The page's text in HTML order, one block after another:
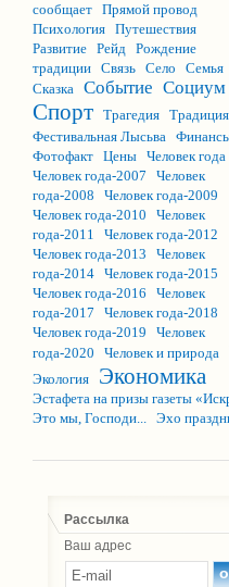
сообщает Прямой провод
Психология Путешествия
Развитие Рейд Рождение
традиции Связь Село
Семья
Сказка Событие Социум
Спорт Трагедия Традиция
Фестивальная Лысьва
Фотофакт Цены Человек года
Человек года-2007
Человек
года-2008
Человек года-2009
Человек года-2010
Человек
года-2011
Человек года-2012
Человек года-2013
Человек
года-2014 Человек года-2015
Человек года-2016
Человек
года-2017
Человек года-2018
Человек года-2019
Человек
года-2020
Человек и природа
Экология Экономика
Эстафета на призы газеты
Это мы, Господи... Эхо
Рассылка
Ваш адрес